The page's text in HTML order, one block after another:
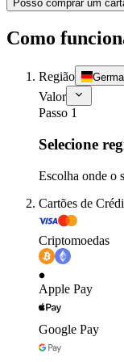
Posso comprar um
Como
Região
Valor
Passo 1
Selecione
Escolha onde o
Cartões de
Criptomoedas
Apple Pay
Google Pay